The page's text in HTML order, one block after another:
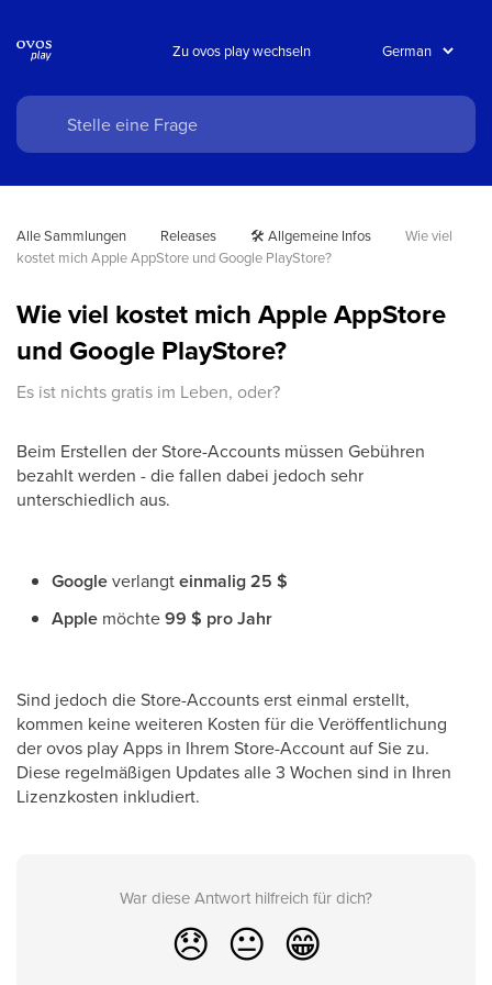
Zu ovos play wechseln
Alle Sammlungen Releases 🛠️ Allgemeine Infos
Wie viel
kostet mich Apple AppStore und Google PlayStore?
Wie viel kostet mich Apple AppStore
und Google PlayStore?
Es ist nichts gratis im Leben, oder?
Beim Erstellen der Store-Accounts müssen Gebühren
bezahlt werden - die fallen dabei jedoch sehr
unterschiedlich aus.
Googleverlangteinmalig 25 $
Apple möchte99 $ pro Jahr
Sind jedoch die Store-Accounts erst einmal erstellt,
kommen keine weiteren Kosten für die Veröffentlichung
der ovos play Apps in Ihrem Store-Account auf Sie zu.
Diese regelmäßigen Updates alle 3 Wochen sind in Ihren
Lizenzkosten inkludiert.
War diese Antwort hilfreich für dich?
😞 😐 😁